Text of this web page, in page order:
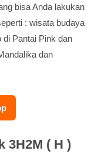
bisa Anda lakukan
: wisata budaya
di Pantai Pink dan
dan
3H2M ( H )